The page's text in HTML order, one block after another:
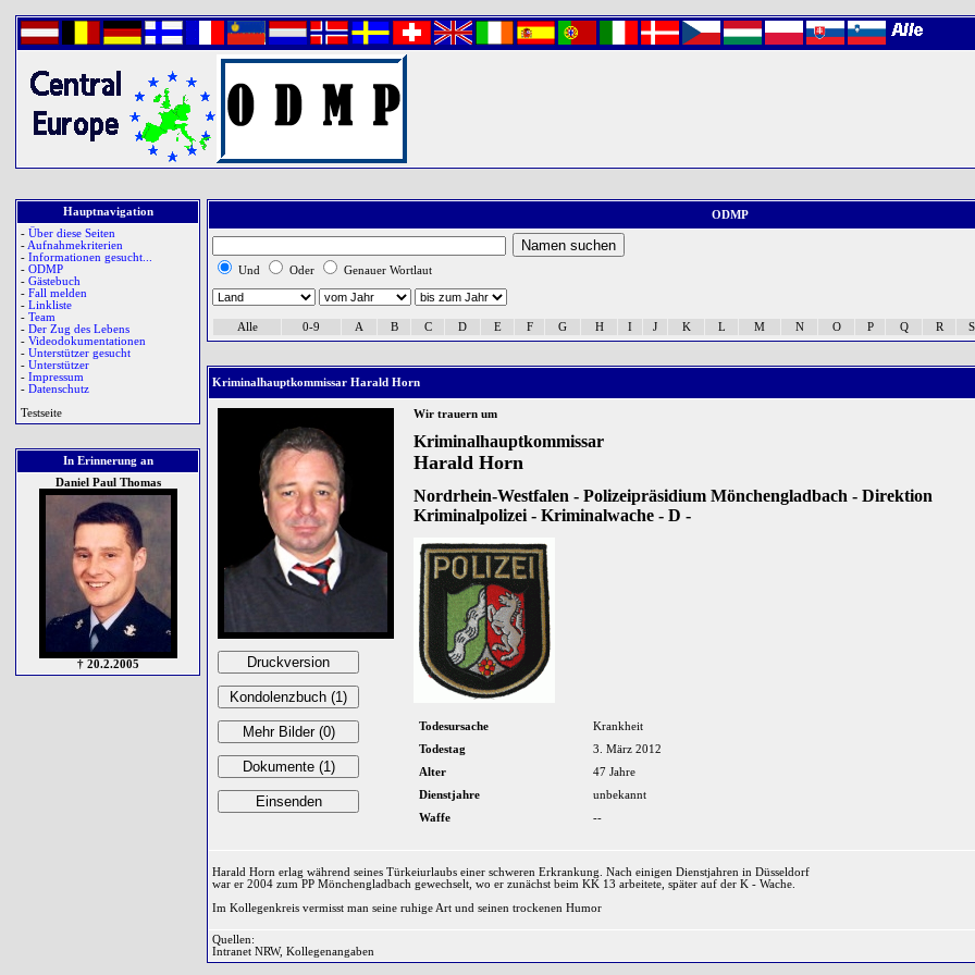
Hauptnavigation
- Über diese Seiten
- Aufnahmekriterien
- Informationen gesucht...
- ODMP
- Gästebuch
- Fall melden
- Linkliste
- Team
- Der Zug des Lebens
- Videodokumentationen
- Unterstützer gesucht
- Unterstützer
- Impressum
- Datenschutz
Testseite
In Erinnerung an
Daniel Paul Thomas
† 20.2.2005
ODMP
Und Oder Genauer Wortlaut
Alle 0-9 A B C D E F G H I J K L M N O P Q R S
Kriminalhauptkommissar Harald Horn
Wir trauern um
Kriminalhauptkommissar
Harald Horn
Nordrhein-Westfalen - Polizeipräsidium Mönchengladbach - Direktion
Kriminalpolizei - Kriminalwache - D -
Todesursache
Krankheit
Todestag
3. März 2012
Alter
47 Jahre
Dienstjahre
unbekannt
Waffe
--
Harald Horn erlag während seines Türkeiurlaubs einer schweren Erkrankung. Nach einigen Dienstjahren in Düsseldorf
war er 2004 zum PP Mönchengladbach gewechselt, wo er zunächst beim KK 13 arbeitete, später auf der K - Wache.
Im Kollegenkreis vermisst man seine ruhige Art und seinen trockenen Humor
Quellen:
Intranet NRW, Kollegenangaben